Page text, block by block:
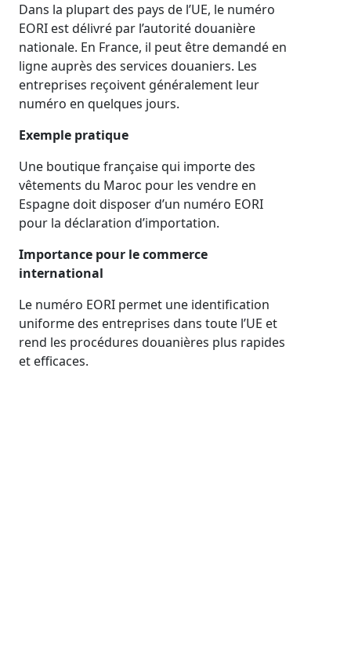
Dans la plupart des pays de l’UE, le numéro
EORI est délivré par l’autorité douanière
nationale. En France, il peut être demandé en
ligne auprès des services douaniers. Les
entreprises reçoivent généralement leur
numéro en quelques jours.
Exemple pratique
Une boutique française qui importe des
vêtements du Maroc pour les vendre en
Espagne doit disposer d’un numéro EORI
pour la déclaration d’importation.
Importance pour le commerce
international
Le numéro EORI permet une identification
uniforme des entreprises dans toute l’UE et
rend les procédures douanières plus rapides
et efficaces.